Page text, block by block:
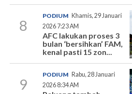
8
PODIUM Khamis, 29 Januari
2026 7:23 AM
AFC lakukan proses 3
bulan ‘bersihkan’ FAM,
kenal pasti 15 zon...
9
PODIUM Rabu, 28 Januari
2026 8:34 AM